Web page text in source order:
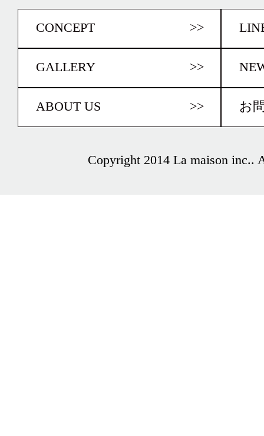
CONCEPT >>
GALLERY >>
ABOUT US >> お
Copyright 2014 La maison inc..